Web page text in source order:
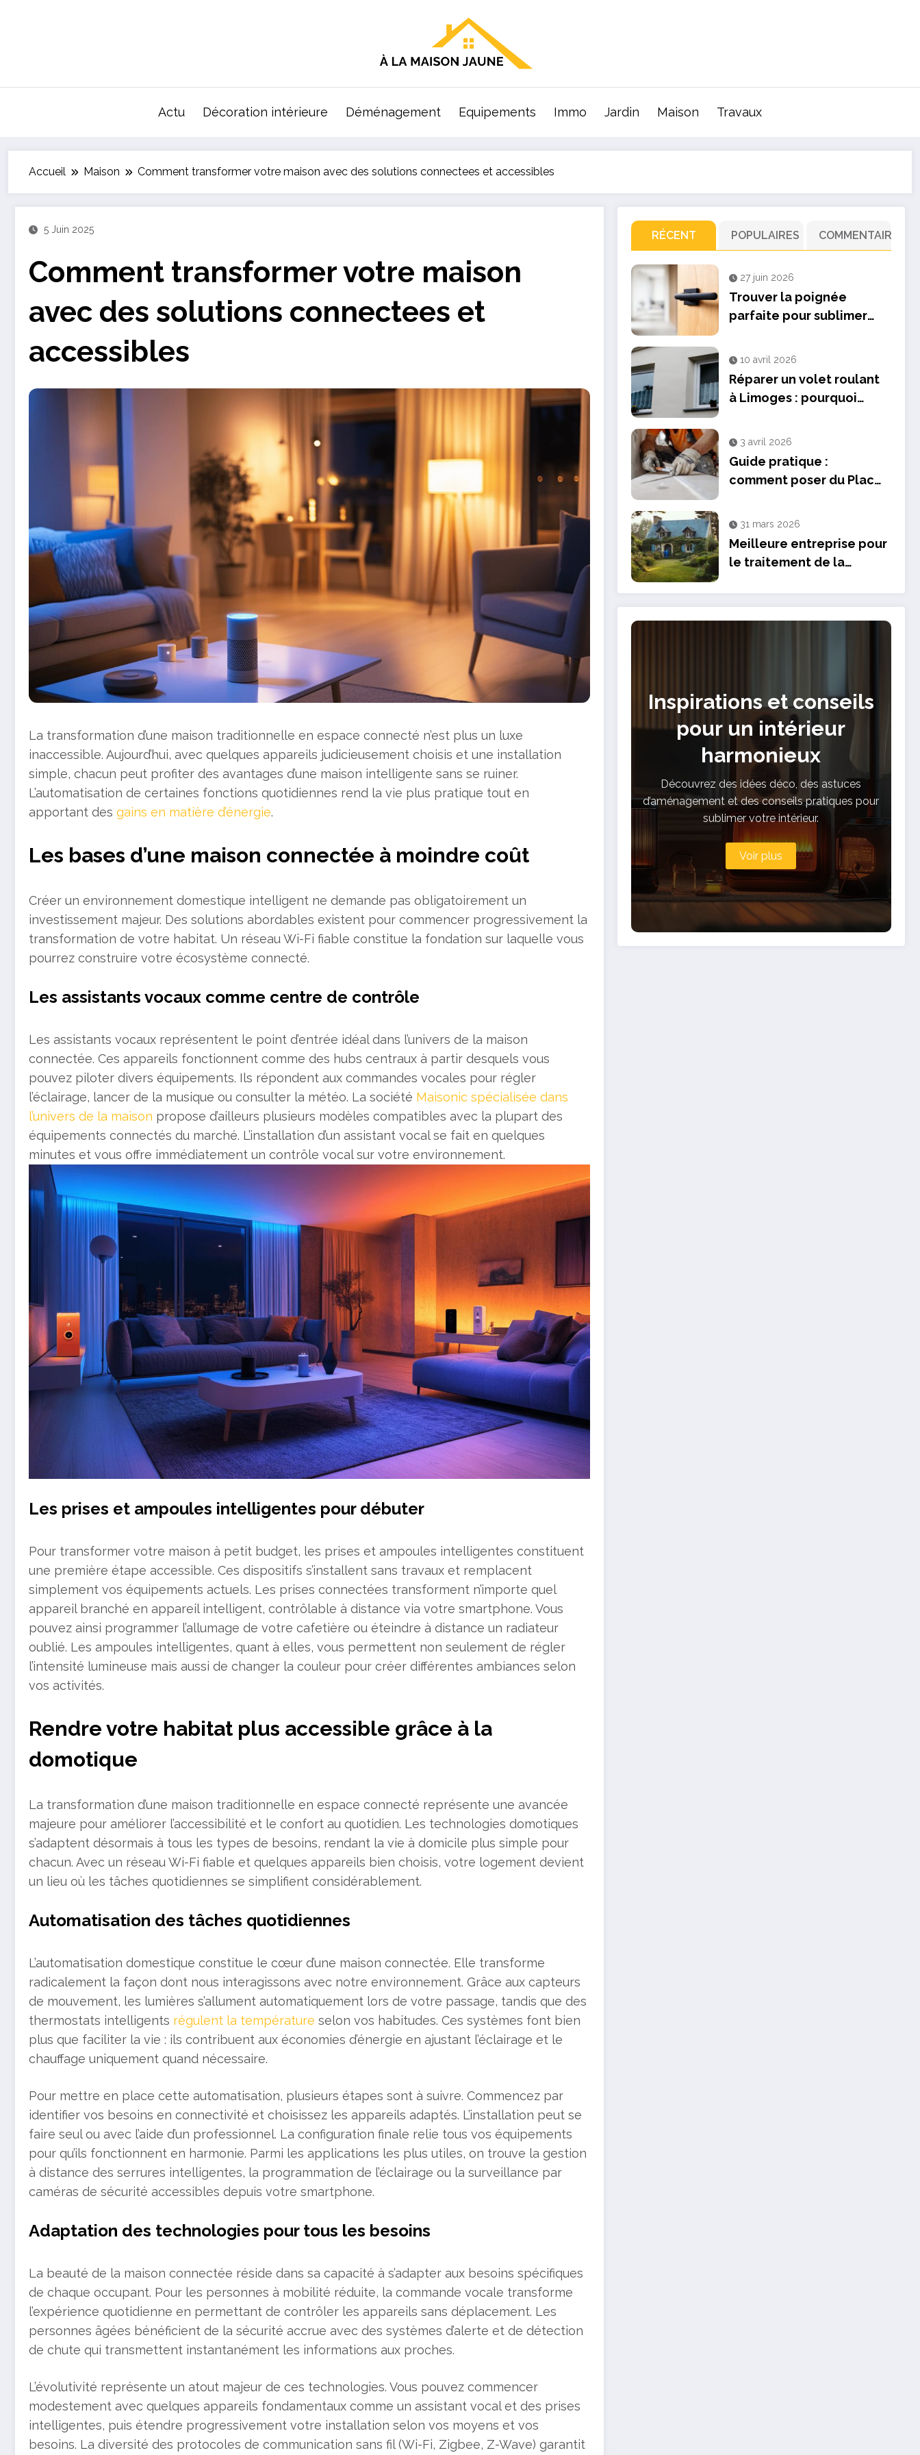
Actu Décoration intérieure Déménagement Equipements Immo Jardin Maison Travaux
Accueil Maison Comment transformer votre maison avec des solutions connectees et accessibles
5 Juin 2025
Comment transformer votre maison
avec des solutions connectees et
accessibles
La transformation d’une maison traditionnelle en espace connecté n’est plus un luxe
inaccessible. Aujourd’hui, avec quelques appareils judicieusement choisis et une installation
simple, chacun peut profiter des avantages d’une maison intelligente sans se ruiner.
L’automatisation de certaines fonctions quotidiennes rend la vie plus pratique tout en
apportant des gains en matière d’énergie.
Les bases d’une maison connectée à moindre coût
Créer un environnement domestique intelligent ne demande pas obligatoirement un
investissement majeur. Des solutions abordables existent pour commencer progressivement la
transformation de votre habitat. Un réseau Wi-Fi fiable constitue la fondation sur laquelle vous
pourrez construire votre écosystème connecté.
Les assistants vocaux comme centre de contrôle
Les assistants vocaux représentent le point d’entrée idéal dans l’univers de la maison
connectée. Ces appareils fonctionnent comme des hubs centraux à partir desquels vous
pouvez piloter divers équipements. Ils répondent aux commandes vocales pour régler
l’éclairage, lancer de la musique ou consulter la météo. La société Maisonic spécialisée dans
l’univers de la maison propose d’ailleurs plusieurs modèles compatibles avec la plupart des
équipements connectés du marché. L’installation d’un assistant vocal se fait en quelques
minutes et vous offre immédiatement un contrôle vocal sur votre environnement.
Les prises et ampoules intelligentes pour débuter
Pour transformer votre maison à petit budget, les prises et ampoules intelligentes constituent
une première étape accessible. Ces dispositifs s’installent sans travaux et remplacent
simplement vos équipements actuels. Les prises connectées transforment n’importe quel
appareil branché en appareil intelligent, contrôlable à distance via votre smartphone. Vous
pouvez ainsi programmer l’allumage de votre cafetière ou éteindre à distance un radiateur
oublié. Les ampoules intelligentes, quant à elles, vous permettent non seulement de régler
l’intensité lumineuse mais aussi de changer la couleur pour créer différentes ambiances selon
vos activités.
Rendre votre habitat plus accessible grâce à la
domotique
La transformation d’une maison traditionnelle en espace connecté représente une avancée
majeure pour améliorer l’accessibilité et le confort au quotidien. Les technologies domotiques
s’adaptent désormais à tous les types de besoins, rendant la vie à domicile plus simple pour
chacun. Avec un réseau Wi-Fi fiable et quelques appareils bien choisis, votre logement devient
un lieu où les tâches quotidiennes se simplifient considérablement.
Automatisation des tâches quotidiennes
L’automatisation domestique constitue le cœur d’une maison connectée. Elle transforme
radicalement la façon dont nous interagissons avec notre environnement. Grâce aux capteurs
de mouvement, les lumières s’allument automatiquement lors de votre passage, tandis que des
thermostats intelligents régulent la température selon vos habitudes. Ces systèmes font bien
plus que faciliter la vie : ils contribuent aux économies d’énergie en ajustant l’éclairage et le
chauffage uniquement quand nécessaire.
Pour mettre en place cette automatisation, plusieurs étapes sont à suivre. Commencez par
identifier vos besoins en connectivité et choisissez les appareils adaptés. L’installation peut se
faire seul ou avec l’aide d’un professionnel. La configuration finale relie tous vos équipements
pour qu’ils fonctionnent en harmonie. Parmi les applications les plus utiles, on trouve la gestion
à distance des serrures intelligentes, la programmation de l’éclairage ou la surveillance par
caméras de sécurité accessibles depuis votre smartphone.
Adaptation des technologies pour tous les besoins
La beauté de la maison connectée réside dans sa capacité à s’adapter aux besoins spécifiques
de chaque occupant. Pour les personnes à mobilité réduite, la commande vocale transforme
l’expérience quotidienne en permettant de contrôler les appareils sans déplacement. Les
personnes âgées bénéficient de la sécurité accrue avec des systèmes d’alerte et de détection
de chute qui transmettent instantanément les informations aux proches.
L’évolutivité représente un atout majeur de ces technologies. Vous pouvez commencer
modestement avec quelques appareils fondamentaux comme un assistant vocal et des prises
intelligentes, puis étendre progressivement votre installation selon vos moyens et vos
besoins. La diversité des protocoles de communication sans fil (Wi-Fi, Zigbee, Z-Wave) garantit
RÉCENT POPULAIRES COMMENTAIRE
27 juin 2026
Trouver la poignée
parfaite pour sublimer
modèles design
10 avril 2026
Réparer un volet roulant
à Limoges : pourquoi
professionnel fait la
différence ?
3 avril 2026
Guide pratique :
comment poser du Placo
fournitures à prévoir
31 mars 2026
Meilleure entreprise pour
le traitement de la
concurrence
Inspirations et conseils
pour un intérieur
harmonieux
Découvrez des idées déco, des astuces
d’aménagement et des conseils pratiques pour
sublimer votre intérieur.
Voir plus